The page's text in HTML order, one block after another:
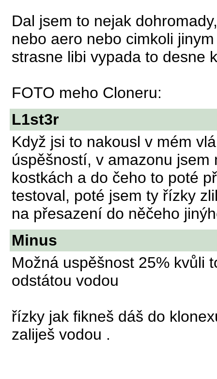
Dal jsem to nejak
nebo aero nebo cimkoli
strasne libi vypada to desne
FOTO meho Cloneru:
L1st3r
Když jsi to nakousl v mém
úspěšností, v amazonu
kostkách a do čeho to poté
testoval, poté jsem ty řízky
na přesazení do něčeho
Minus
Možná uspěšnost 25% kvůli
odstátou vodou
řízky jak fikneš dáš do
zaliješ vodou .